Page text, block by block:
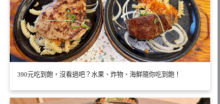
390元吃到飽，沒看過吧？水果、炸物、海鮮隨你吃到飽！